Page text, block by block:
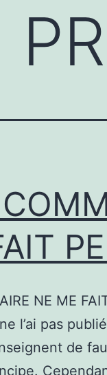
NE ME
l’ai pas
de